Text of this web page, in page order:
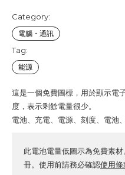
Category:
電腦・通訊
Tag:
能源
這是一個免費圖標，用於顯示電
度，表示剩餘電量很少。
電池、充電、電源、刻度、電池
此電池電量低圖示為免費素
冊。使用前請務必確認使用條